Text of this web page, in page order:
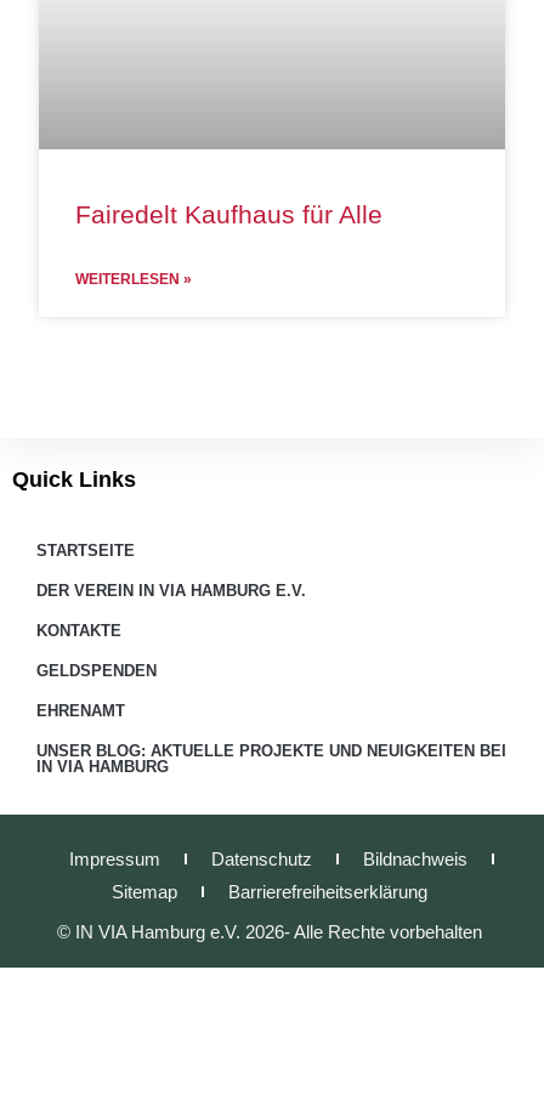
Fairedelt Kaufhaus für Alle
WEITERLESEN »
Quick Links
STARTSEITE
DER VEREIN IN VIA HAMBURG E.V.
KONTAKTE
GELDSPENDEN
EHRENAMT
UNSER BLOG: AKTUELLE PROJEKTE UND NEUIGKEITEN BEI
IN VIA HAMBURG
Impressum Datenschutz
Bildnachweis
Sitemap
Barrierefreiheitserklärung
© IN VIA Hamburg e.V. 2026- Alle Rechte vorbehalten